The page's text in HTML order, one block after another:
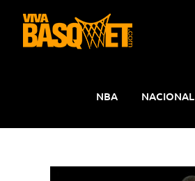
contenido
NBA NACIONAL